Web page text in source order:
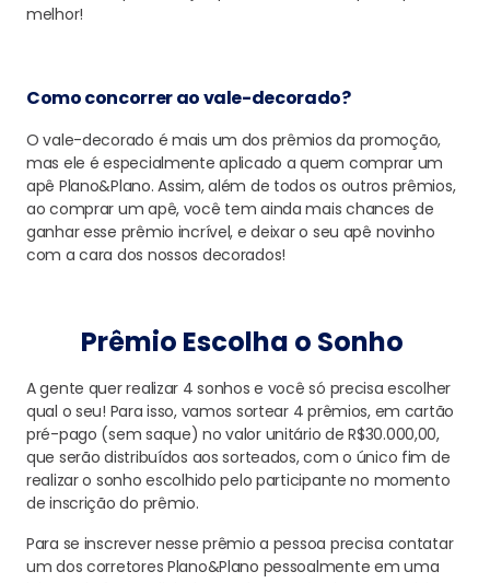
melhor!
Como concorrer ao vale-decorado?
O vale-decorado é mais um dos prêmios da promoção,
mas ele é especialmente aplicado a quem comprar um
apê Plano&Plano. Assim, além de todos os outros prêmios,
ao comprar um apê, você tem ainda mais chances de
ganhar esse prêmio incrível, e deixar o seu apê novinho
com a cara dos nossos decorados!
Prêmio Escolha o Sonho
A gente quer realizar 4 sonhos e você só precisa escolher
qual o seu! Para isso, vamos sortear 4 prêmios, em cartão
pré-pago (sem saque) no valor unitário de R$30.000,00,
que serão distribuídos aos sorteados, com o único fim de
realizar o sonho escolhido pelo participante no momento
de inscrição do prêmio.
Para se inscrever nesse prêmio a pessoa precisa contatar
um dos corretores Plano&Plano pessoalmente em uma